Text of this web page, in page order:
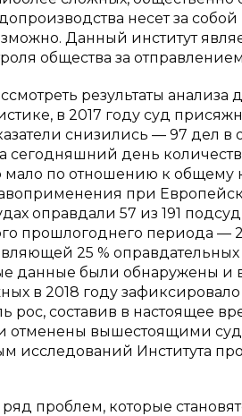
несет за
Данный институт
общества за
результаты
в 2017 году суд
снизились — 97 дел
сегодняшний день
по отношению к общему
при
оправдали 57 из 191
прошлогоднего периода —
25 %
данные были обнаружены и
в 2018 году
рос, составив в настоящее
отменены вышестоящими
исследований Института
проблем, которые